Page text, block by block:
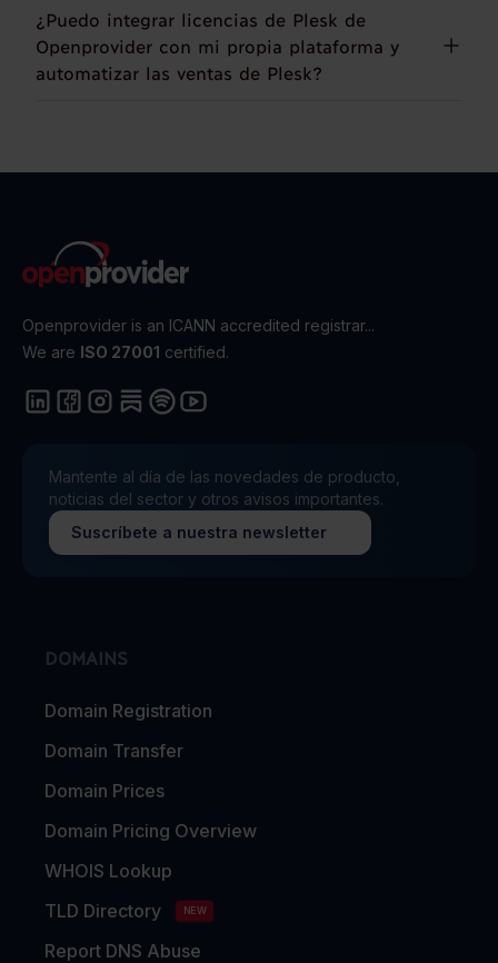
¿Puedo integrar licencias de Plesk de
Openprovider con mi propia plataforma y
automatizar las ventas de Plesk?
Openprovider is an ICANN accredited registrar...
We are ISO 27001 certified.
Mantente al día de las novedades de producto,
noticias del sector y otros avisos importantes.
Suscríbete a nuestra newsletter
DOMAINS
Domain Registration
Domain Transfer
Domain Prices
Domain Pricing Overview
WHOIS Lookup
TLD Directory
NEW
Report DNS Abuse